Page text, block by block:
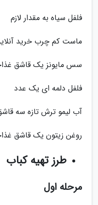
فلفل سیاه به مقدار لازم
ماست کم چرب خرید
سس مایونز یک قاشق
فلفل دلمه ای یک عدد
آب لیمو ترش تازه سه
روغن زیتون یک قاشق
طرز تهیه کباب
مرحله اول